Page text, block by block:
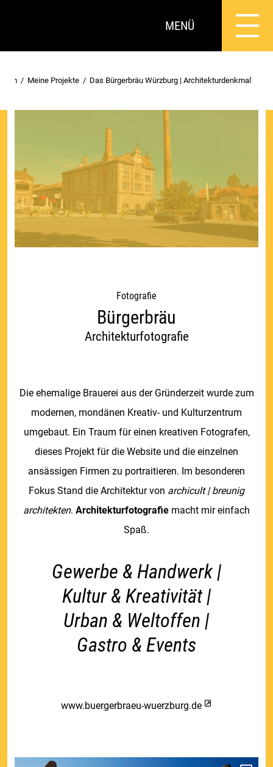
MENÜ
Meine Projekte Das Bürgerbräu Würzburg | Architekturdenkmal
Fotografie
Bürgerbräu
Architekturfotografie
Die ehemalige Brauerei aus der Gründerzeit wurde zum
modernen, mondänen Kreativ- und Kulturzentrum
umgebaut. Ein Traum für einen kreativen Fotografen,
dieses Projekt für die Website und die einzelnen
ansässigen Firmen zu portraitieren. Im besonderen
Fokus Stand die Architektur von archicult | breunig
architekten. Architekturfotografie macht mir einfach
Spaß.
Gewerbe & Handwerk |
Kultur & Kreativität |
Urban & Weltoffen |
Gastro & Events
www.buergerbraeu-wuerzburg.de